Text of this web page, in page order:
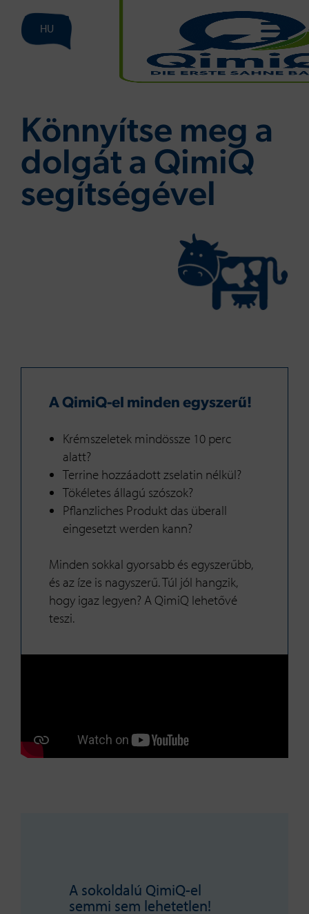
HU
Könnyítse meg a
dolgát a QimiQ
segítségével
A QimiQ-el minden egyszerű!
Krémszeletek mindössze 10 perc
alatt?
Terrine hozzáadott zselatin nélkül?
Tökéletes állagú szószok?
Pflanzliches Produkt das überall
eingesetzt werden kann?
Minden sokkal gyorsabb és egyszerűbb,
és az íze is nagyszerű. Túl jól hangzik,
hogy igaz legyen? A QimiQ lehetővé
teszi.
A sokoldalú QimiQ-el
semmi sem lehetetlen!